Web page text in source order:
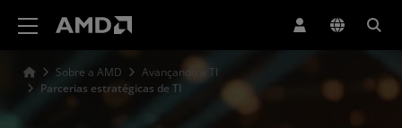
Sobre a AMD
Avançando a TI
Parcerias estratégicas de TI